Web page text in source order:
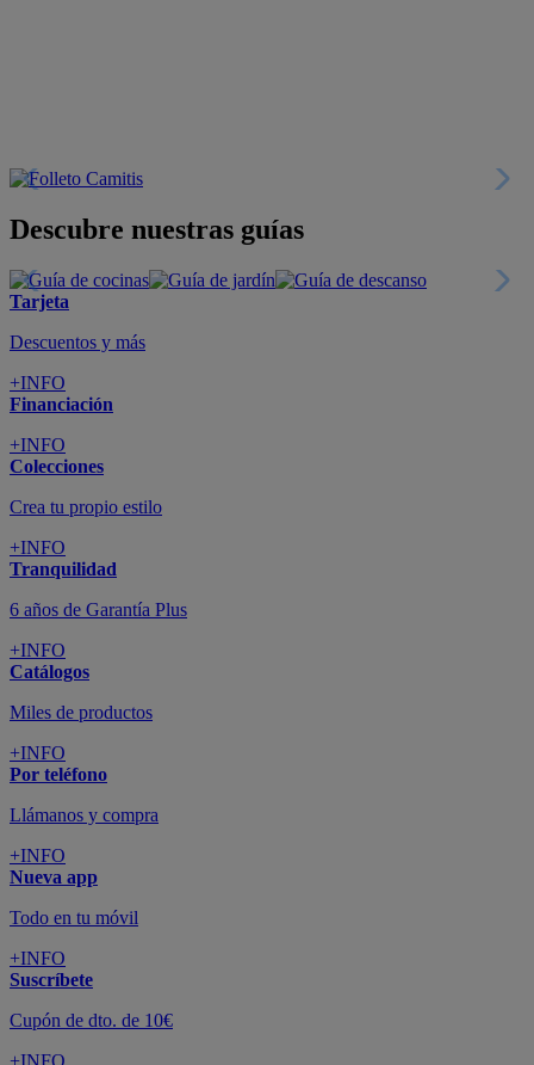
Crea tu propio estilo
Tranquilidad
6 años de Garantía Plus
+INFO
Catálogos
Miles de productos
+INFO
Por teléfono
Llámanos y compra
+INFO
Nueva app
Todo en tu móvil
+INFO
Suscríbete
Cupón de dto. de 10€
+INFO
Tiendas de sofás y muebles
¡Encuentra la tuya!
+INFO
Tu cuenta
Promociones exclusivas
+INFO
El blog
Busca tu inspiración
+INFO